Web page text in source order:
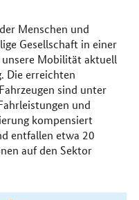
Menschen und
Gesellschaft in einer
Mobilität aktuell
Die erreichten
sind unter
und
kompensiert
entfallen etwa 20
auf den Sektor